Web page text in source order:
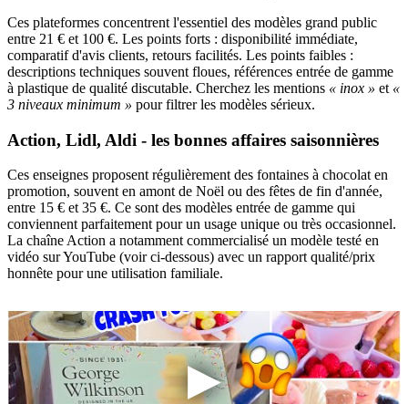
Ces plateformes concentrent l'essentiel des modèles grand public
entre 21 € et 100 €. Les points forts : disponibilité immédiate,
comparatif d'avis clients, retours facilités. Les points faibles :
descriptions techniques souvent floues, références entrée de gamme
à plastique de qualité discutable. Cherchez les mentions « inox » et «
3 niveaux minimum » pour filtrer les modèles sérieux.
Action, Lidl, Aldi - les bonnes affaires saisonnières
Ces enseignes proposent régulièrement des fontaines à chocolat en
promotion, souvent en amont de Noël ou des fêtes de fin d'année,
entre 15 € et 35 €. Ce sont des modèles entrée de gamme qui
conviennent parfaitement pour un usage unique ou très occasionnel.
La chaîne Action a notamment commercialisé un modèle testé en
vidéo sur YouTube (voir ci-dessous) avec un rapport qualité/prix
honnête pour une utilisation familiale.